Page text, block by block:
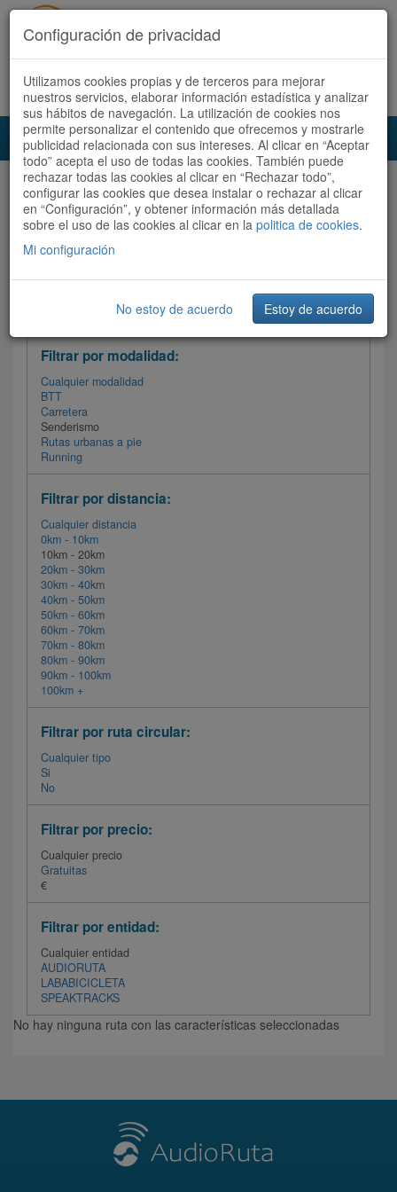
Acceder Registrate ahora Español | Català
Audioruta Todas las rutas
Todas las rutas
Ordenar por: Más recientes /
Filtrar las rutas
Filtrar por modalidad:
Cualquier modalidad
BTT
Carretera
Senderismo
Rutas urbanas a pie
Running
Filtrar por distancia:
Cualquier distancia
0km - 10km
10km - 20km
20km - 30km
30km - 40km
40km - 50km
50km - 60km
60km - 70km
70km - 80km
80km - 90km
90km - 100km
100km +
Filtrar por ruta circular:
Cualquier tipo
Si
No
Filtrar por precio:
Cualquier precio
Gratuitas
€
Filtrar por entidad:
Cualquier entidad
AUDIORUTA
LABABICICLETA
SPEAKTRACKS
No hay ninguna ruta con las características seleccionadas
Configuración de privacidad
Utilizamos cookies propias y de terceros para mejorar
nuestros servicios, elaborar información estadística y analizar
sus hábitos de navegación. La utilización de cookies nos
permite personalizar el contenido que ofrecemos y mostrarle
publicidad relacionada con sus intereses. Al clicar en “Aceptar
todo” acepta el uso de todas las cookies. También puede
rechazar todas las cookies al clicar en “Rechazar todo”,
configurar las cookies que desea instalar o rechazar al clicar
en “Configuración”, y obtener información más detallada
sobre el uso de las cookies al clicar en la politica de cookies.
Mi configuración
No estoy de acuerdo Estoy de acuerdo